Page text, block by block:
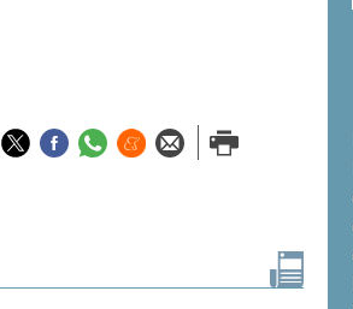
TwitterFacebook
Whatsapp
Menéame
Enviar porImprimir